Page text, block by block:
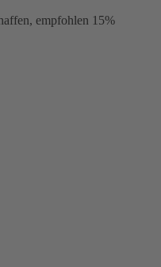
empfohlen 15%